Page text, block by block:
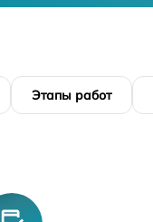
Этапы работ